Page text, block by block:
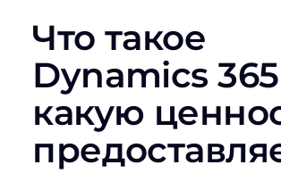
Что такое
Dynamics
какую